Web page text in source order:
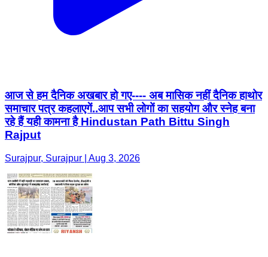
आज से हम दैनिक अखबार हो गए---- अब मासिक नहीं दैनिक हाथोर
समाचार पत्र कहलाएगें..आप सभी लोगों का सहयोग और स्नेह बना
रहे हैं यही कामना है Hindustan Path Bittu Singh
Rajput
Surajpur, Surajpur | Aug 3, 2026